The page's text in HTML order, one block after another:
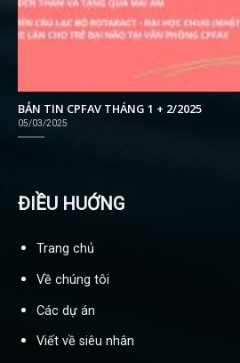
BẢN TIN CPFAV THÁNG 1 + 2/2025
05/03/2025
ĐIỀU HUỚNG
Trang chủ
Về chúng tôi
Các dự án
Viết về siêu nhân